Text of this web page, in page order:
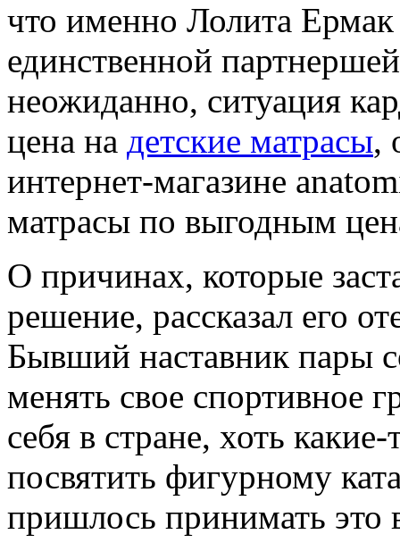
что именно Лолита Ермак
единственной
неожиданно, ситуация
цена на детские матрасы,
интернет-магазине
матрасы по выгодным
О причинах, которые
решение, рассказал его
Бывший наставник пары
менять свое спортивное
себя в стране, хоть
посвятить фигурному
пришлось принимать это